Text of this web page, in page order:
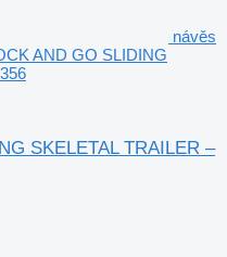
návěs
AND GO SLIDING
SKELETAL TRAILER –